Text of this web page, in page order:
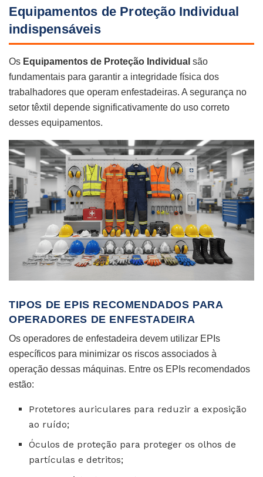
Equipamentos de Proteção Individual
indispensáveis
Os Equipamentos de Proteção Individual são
fundamentais para garantir a integridade física dos
trabalhadores que operam enfestadeiras. A segurança no
setor têxtil depende significativamente do uso correto
desses equipamentos.
TIPOS DE EPIS RECOMENDADOS PARA
OPERADORES DE ENFESTADEIRA
Os operadores de enfestadeira devem utilizar EPIs
específicos para minimizar os riscos associados à
operação dessas máquinas. Entre os EPIs recomendados
estão:
Protetores auriculares para reduzir a exposição
ao ruído;
Óculos de proteção para proteger os olhos de
partículas e detritos;